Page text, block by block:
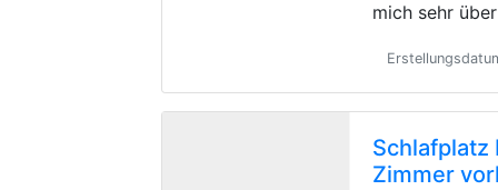
mich sehr
Schlafplatz
Zimmer